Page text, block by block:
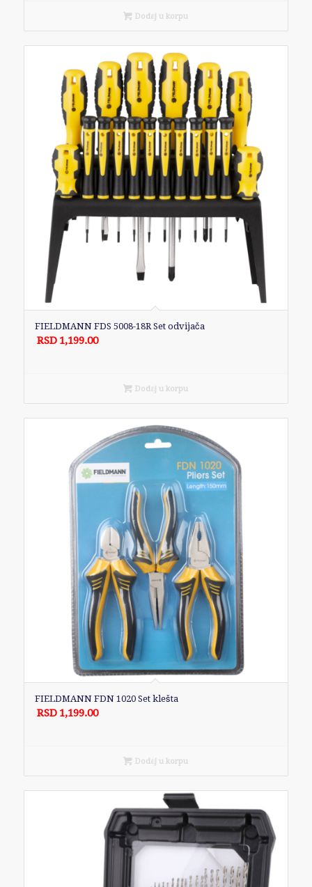
Dodaj u korpu
FIELDMANN FDS 5008-18R Set odvijača
RSD 1,199.00
Dodaj u korpu
FIELDMANN FDN 1020 Set klešta
RSD 1,199.00
Dodaj u korpu